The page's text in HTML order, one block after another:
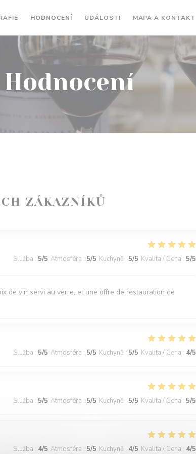
HODNOCENÍ UDÁLOSTI MAPA A KONTAKT
Hodnocení
ZÁKAZNÍKŮ
Služba : 5/5 Atmosféra : 5/5 Kuchyně : 5/5 Kvalita / Cena : 5/5
de vin servi au verre, et une offre de restauration de
Služba : 5/5 Atmosféra : 5/5 Kuchyně : 5/5 Kvalita / Cena : 4/5
Služba : 5/5 Atmosféra : 5/5 Kuchyně : 5/5 Kvalita / Cena : 5/5
Služba : 4/5 Atmosféra : 5/5 Kuchyně : 4/5 Kvalita / Cena : 4/5